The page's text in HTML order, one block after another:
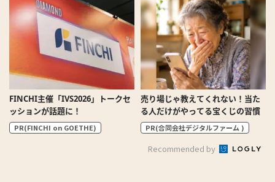
FINCHI主催「IVS2026」トークセ
ッションが話題に！
PR(FINCHI on GOETHE)
売り場じゃ教えてくれない！当た
る人だけがやってる宝くじの習慣
PR(合同会社デジタルファーム )
Recommended by